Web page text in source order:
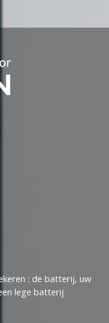
: de batterij, uw
lege batterij